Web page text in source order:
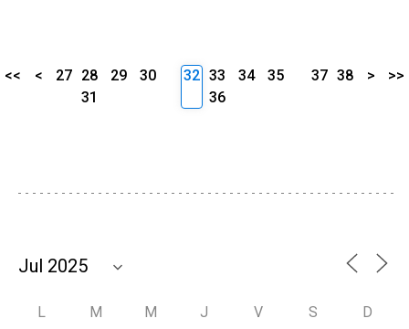
<< < 27 28 29
30
31
32 33 34
35
36
37 38 > >>
L M M J V S D